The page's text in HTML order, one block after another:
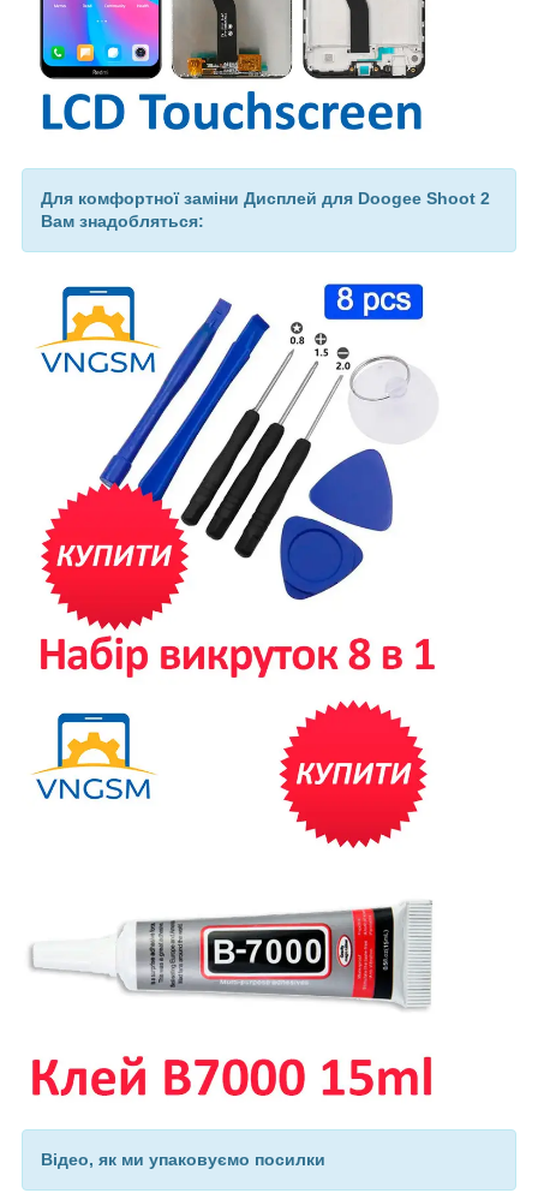
Для комфортної заміни Дисплей для Doogee Shoot 2
Вам знадобляться:
Відео, як ми упаковуємо посилки